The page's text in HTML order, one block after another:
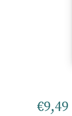
€9,49